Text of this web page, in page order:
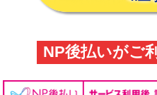
NP後払いがご